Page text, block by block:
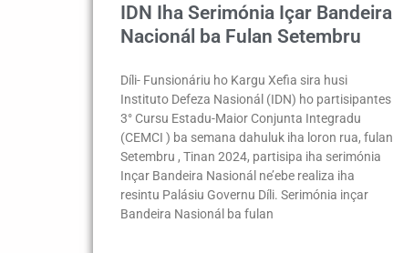
IDN Iha Serimónia Içar Bandeira
Nacionál ba Fulan Setembru
Díli- Funsionáriu ho Kargu Xefia sira husi
Instituto Defeza Nasionál (IDN) ho partisipantes
3° Cursu Estadu-Maior Conjunta Integradu
(CEMCI ) ba semana dahuluk iha loron rua, fulan
Setembru , Tinan 2024, partisipa iha serimónia
Inçar Bandeira Nasionál ne’ebe realiza iha
resintu Palásiu Governu Díli. Serimónia inçar
Bandeira Nasionál ba fulan